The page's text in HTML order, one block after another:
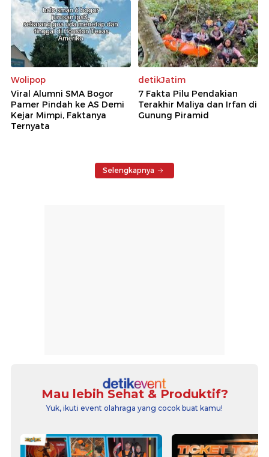
Wolipop
Viral Alumni SMA Bogor
Pamer Pindah ke AS Demi
Kejar Mimpi, Faktanya
Ternyata
detikJatim
7 Fakta Pilu Pendakian
Terakhir Maliya dan Irfan di
Gunung Piramid
Selengkapnya
Mau lebih Sehat & Produktif?
Yuk, ikuti event olahraga yang cocok buat kamu!